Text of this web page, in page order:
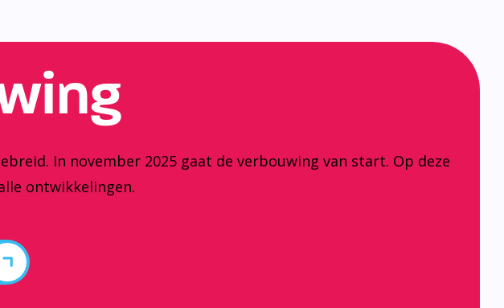
In november 2025 gaat de verbouwing van start. Op deze
ontwikkelingen.